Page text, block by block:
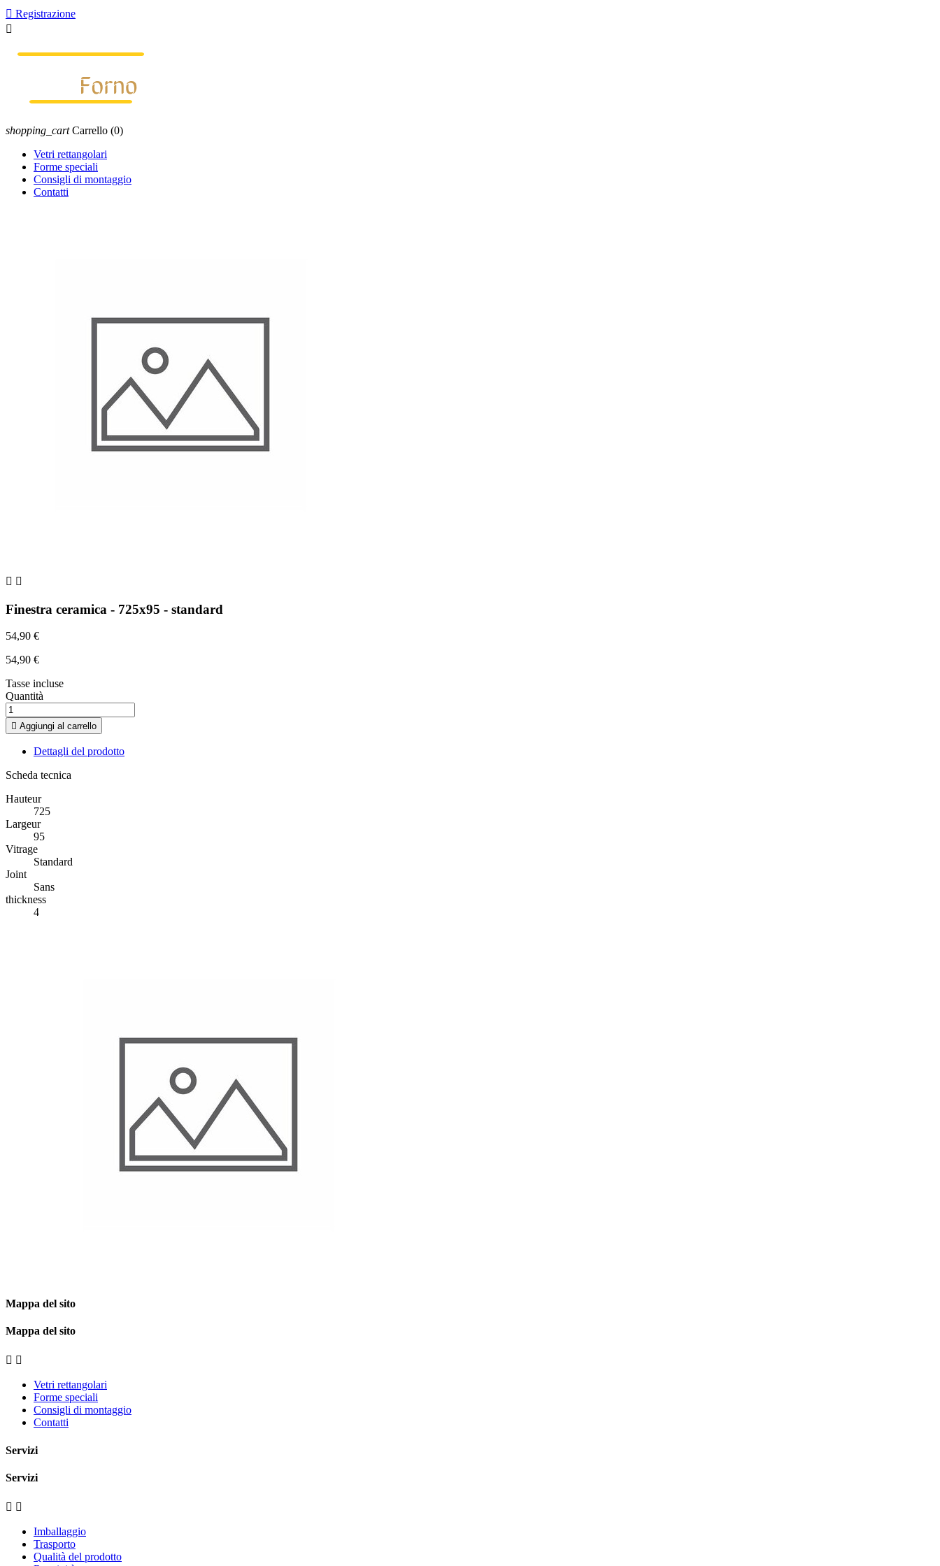
 Registrazione

shopping_cart Carrello (0)
Vetri rettangolari
Forme speciali
Consigli di montaggio
Contatti
 
Finestra ceramica - 725x95 - standard
54,90 €
54,90 €
Tasse incluse
Quantità
 Aggiungi al carrello
Dettagli del prodotto
Scheda tecnica
Hauteur
725
Largeur
95
Vitrage
Standard
Joint
Sans
thickness
4
Mappa del sito
Mappa del sito
 
Vetri rettangolari
Forme speciali
Consigli di montaggio
Contatti
Servizi
Servizi
 
Imballaggio
Trasporto
Qualità del prodotto